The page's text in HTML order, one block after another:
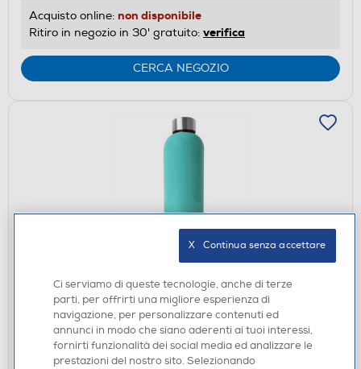
Acquisto online: non disponibile
Ritiro in negozio in 30' gratuito: verifica
CERCA NEGOZIO
DISPONIBILE SOLO IN NEGOZIO
Acquisto online:non disponibile
Ritiro in negozio in 30' gratuito:verifica
Ci serviamo di queste tecnologie, anche di terze
parti, per offrirti una migliore esperienza di
navigazione, per personalizzare contenuti ed
annunci in modo che siano aderenti ai tuoi interessi,
fornirti funzionalità dei social media ed analizzare le
prestazioni del nostro sito. Selezionando
X   Continua senza accettare